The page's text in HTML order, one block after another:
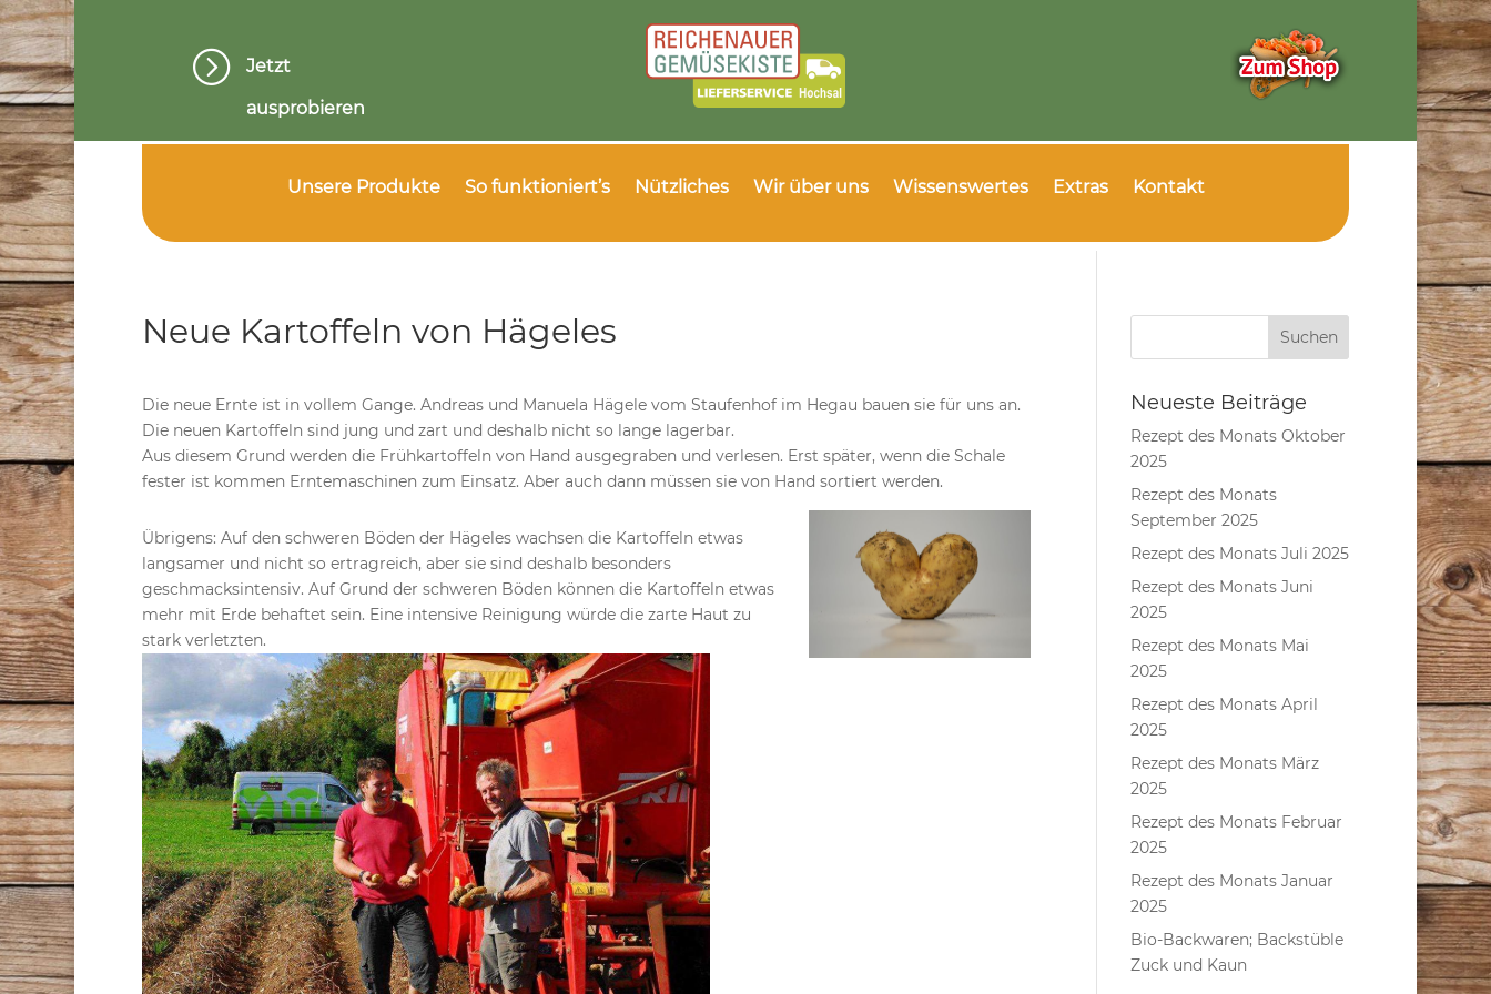
=
Jetzt
ausprobieren
Unsere Produkte So funktioniert’s Nützliches Wir über uns Wissenswertes Extras Kontakt
Neue Kartoffeln von Hägeles
Die neue Ernte ist in vollem Gange. Andreas und Manuela Hägele vom Staufenhof im Hegau bauen sie für uns an.
Die neuen Kartoffeln sind jung und zart und deshalb nicht so lange lagerbar.
Aus diesem Grund werden die Frühkartoffeln von Hand ausgegraben und verlesen. Erst später, wenn die Schale
fester ist kommen Erntemaschinen zum Einsatz. Aber auch dann müssen sie von Hand sortiert werden.
Übrigens: Auf den schweren Böden der Hägeles wachsen die Kartoffeln etwas
langsamer und nicht so ertragreich, aber sie sind deshalb besonders
geschmacksintensiv. Auf Grund der schweren Böden können die Kartoffeln etwas
mehr mit Erde behaftet sein. Eine intensive Reinigung würde die zarte Haut zu
stark verletzten.
Neueste Beiträge
Rezept des Monats Oktober
2025
Rezept des Monats
September 2025
Rezept des Monats Juli 2025
Rezept des Monats Juni
2025
Rezept des Monats Mai
2025
Rezept des Monats April
2025
Rezept des Monats März
2025
Rezept des Monats Februar
2025
Rezept des Monats Januar
2025
Bio-Backwaren; Backstüble
Zuck und Kaun